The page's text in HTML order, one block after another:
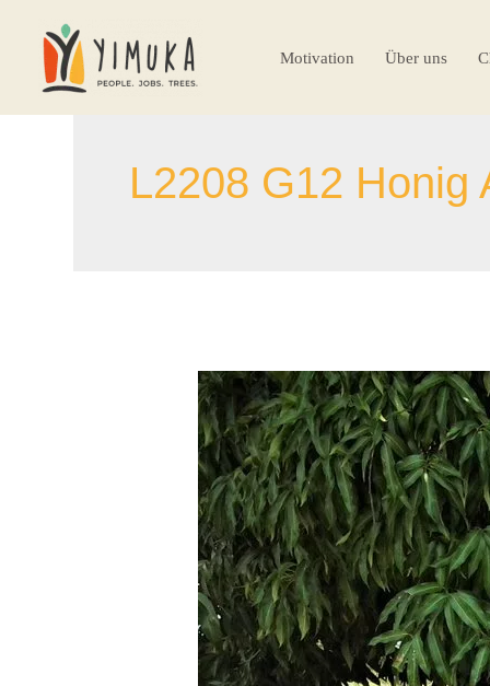
Motivation Über uns
L2208 G12 Honig